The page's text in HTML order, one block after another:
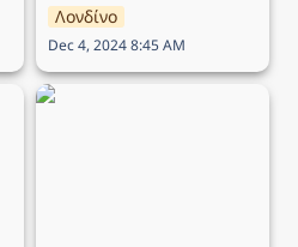
Λονδίνο
Dec 4, 2024 8:45 AM
Ταξίδι στο Λονδίνο → 6